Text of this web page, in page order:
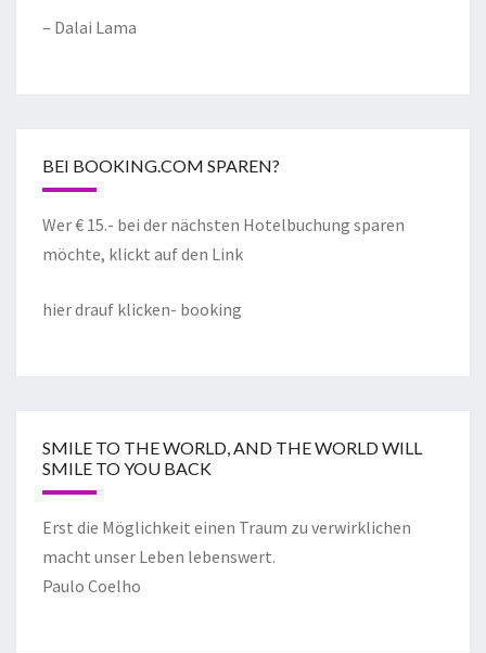
– Dalai Lama
BEI BOOKING.COM SPAREN?
Wer € 15.- bei der nächsten Hotelbuchung sparen
möchte, klickt auf den Link
hier drauf klicken- booking
SMILE TO THE WORLD, AND THE WORLD WILL
SMILE TO YOU BACK
Erst die Möglichkeit einen Traum zu verwirklichen
macht unser Leben lebenswert.
Paulo Coelho